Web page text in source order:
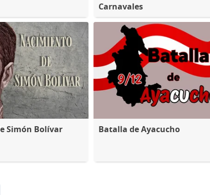
Carnavales
Simón Bolívar Batalla de Ayacucho